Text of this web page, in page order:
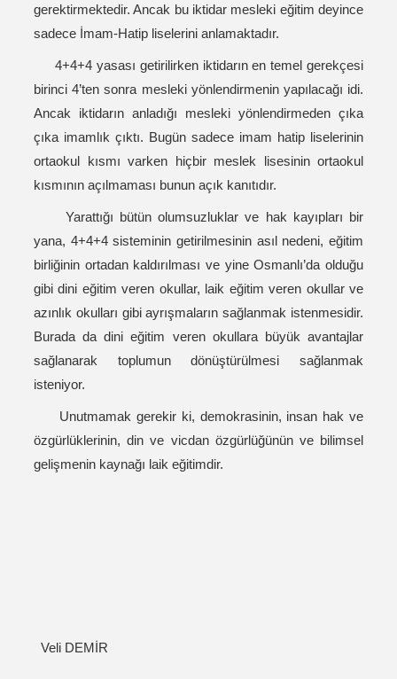
gerektirmektedir. Ancak bu iktidar mesleki eğitim deyince
sadece İmam-Hatip liselerini anlamaktadır.
4+4+4 yasası getirilirken iktidarın en temel gerekçesi
birinci 4’ten sonra mesleki yönlendirmenin yapılacağı idi.
Ancak iktidarın anladığı mesleki yönlendirmeden çıka
çıka imamlık çıktı. Bugün sadece imam hatip liselerinin
ortaokul kısmı varken hiçbir meslek lisesinin ortaokul
kısmının açılmaması bunun açık kanıtıdır.
Yarattığı bütün olumsuzluklar ve hak kayıpları bir
yana, 4+4+4 sisteminin getirilmesinin asıl nedeni, eğitim
birliğinin ortadan kaldırılması ve yine Osmanlı’da olduğu
gibi dini eğitim veren okullar, laik eğitim veren okullar ve
azınlık okulları gibi ayrışmaların sağlanmak istenmesidir.
Burada da dini eğitim veren okullara büyük avantajlar
sağlanarak toplumun dönüştürülmesi sağlanmak
isteniyor.
Unutmamak gerekir ki, demokrasinin, insan hak ve
özgürlüklerinin, din ve vicdan özgürlüğünün ve bilimsel
gelişmenin kaynağı laik eğitimdir.
Veli DEMİR